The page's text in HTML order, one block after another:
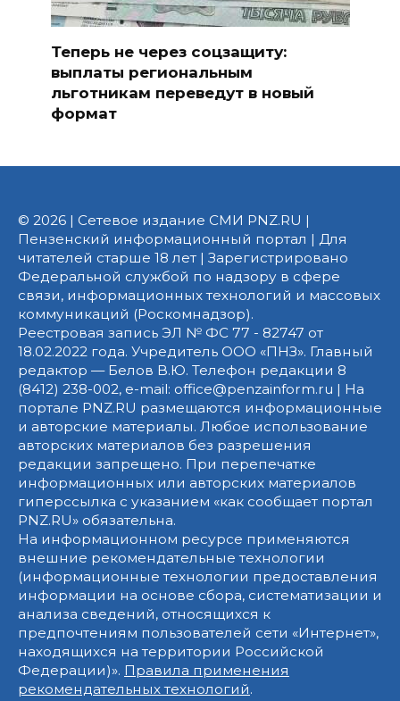
Теперь не через соцзащиту:
выплаты региональным
льготникам переведут в новый
формат
© 2026 | Сетевое издание СМИ PNZ.RU |
Пензенский информационный портал | Для
читателей старше 18 лет | Зарегистрировано
Федеральной службой по надзору в сфере
связи, информационных технологий и массовых
коммуникаций (Роскомнадзор).
Реестровая запись ЭЛ № ФС 77 - 82747 от
18.02.2022 года. Учредитель ООО «ПНЗ». Главный
редактор — Белов В.Ю. Телефон редакции 8
(8412) 238-002, e-mail: office@penzainform.ru | На
портале PNZ.RU размещаются информационные
и авторские материалы. Любое использование
авторских материалов без разрешения
редакции запрещено. При перепечатке
информационных или авторских материалов
гиперссылка с указанием «как сообщает портал
PNZ.RU» обязательна.
На информационном ресурсе применяются
внешние рекомендательные технологии
(информационные технологии предоставления
информации на основе сбора, систематизации и
анализа сведений, относящихся к
предпочтениям пользователей сети «Интернет»,
находящихся на территории Российской
Федерации)». Правила применения
рекомендательных технологий.